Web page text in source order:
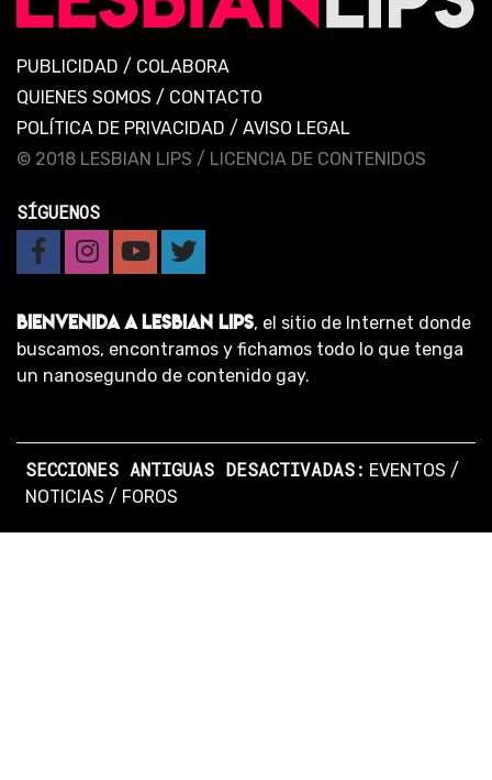
PUBLICIDAD / COLABORA
QUIENES SOMOS / CONTACTO
POLÍTICA DE PRIVACIDAD / AVISO LEGAL
© 2018 LESBIAN LIPS / LICENCIA DE CONTENIDOS
SÍGUENOS
BIENVENIDA A LESBIAN LIPS, el sitio de Internet donde
buscamos, encontramos y fichamos todo lo que tenga
un nanosegundo de contenido gay.
SECCIONES ANTIGUAS DESACTIVADAS: EVENTOS /
NOTICIAS / FOROS